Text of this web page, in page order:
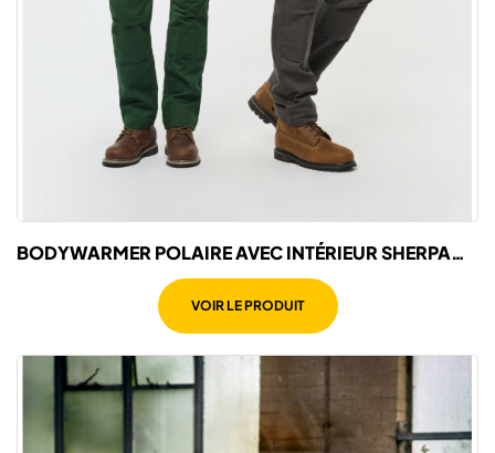
BODYWARMER POLAIRE AVEC INTÉRIEUR SHERPA
VOIR LE PRODUIT